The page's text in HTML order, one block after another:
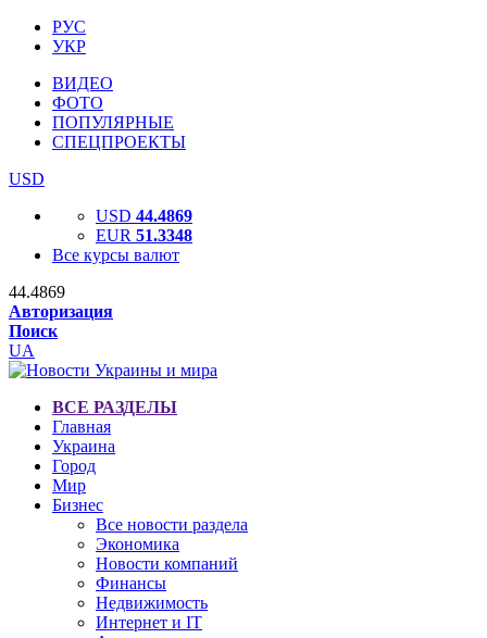
РУС
УКР
ВИДЕО
ФОТО
ПОПУЛЯРНЫЕ
СПЕЦПРОЕКТЫ
USD
USD 44.4869
EUR 51.3348
Все курсы валют
44.4869
Авторизация
Поиск
UA
ВСЕ РАЗДЕЛЫ
Главная
Украина
Город
Мир
Бизнес
Все новости раздела
Экономика
Новости компаний
Финансы
Недвижимость
Интернет и IT